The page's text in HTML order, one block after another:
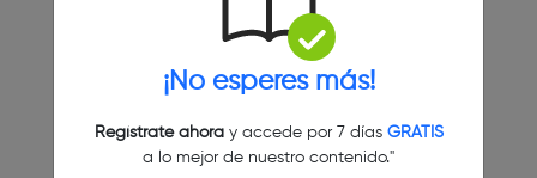
¡No esperes más!
Regístrate ahoray accede por 7 días GRATIS
a lo mejor de nuestro contenido."